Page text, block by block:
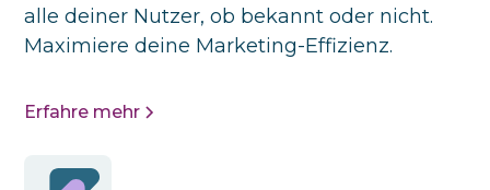
alle deiner Nutzer, ob bekannt oder nicht.
Maximiere deine Marketing-Effizienz.
Erfahre mehr